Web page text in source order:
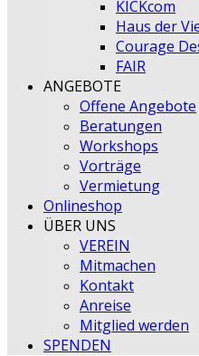
KICKcom
Haus der
Courage
FAIR
ANGEBOTE
Offene Angebote
Beratungen
Workshops
Vorträge
Vermietung
Onlineshop
ÜBER UNS
VEREIN
Mitmachen
Kontakt
Anreise
Mitglied werden
SPENDEN